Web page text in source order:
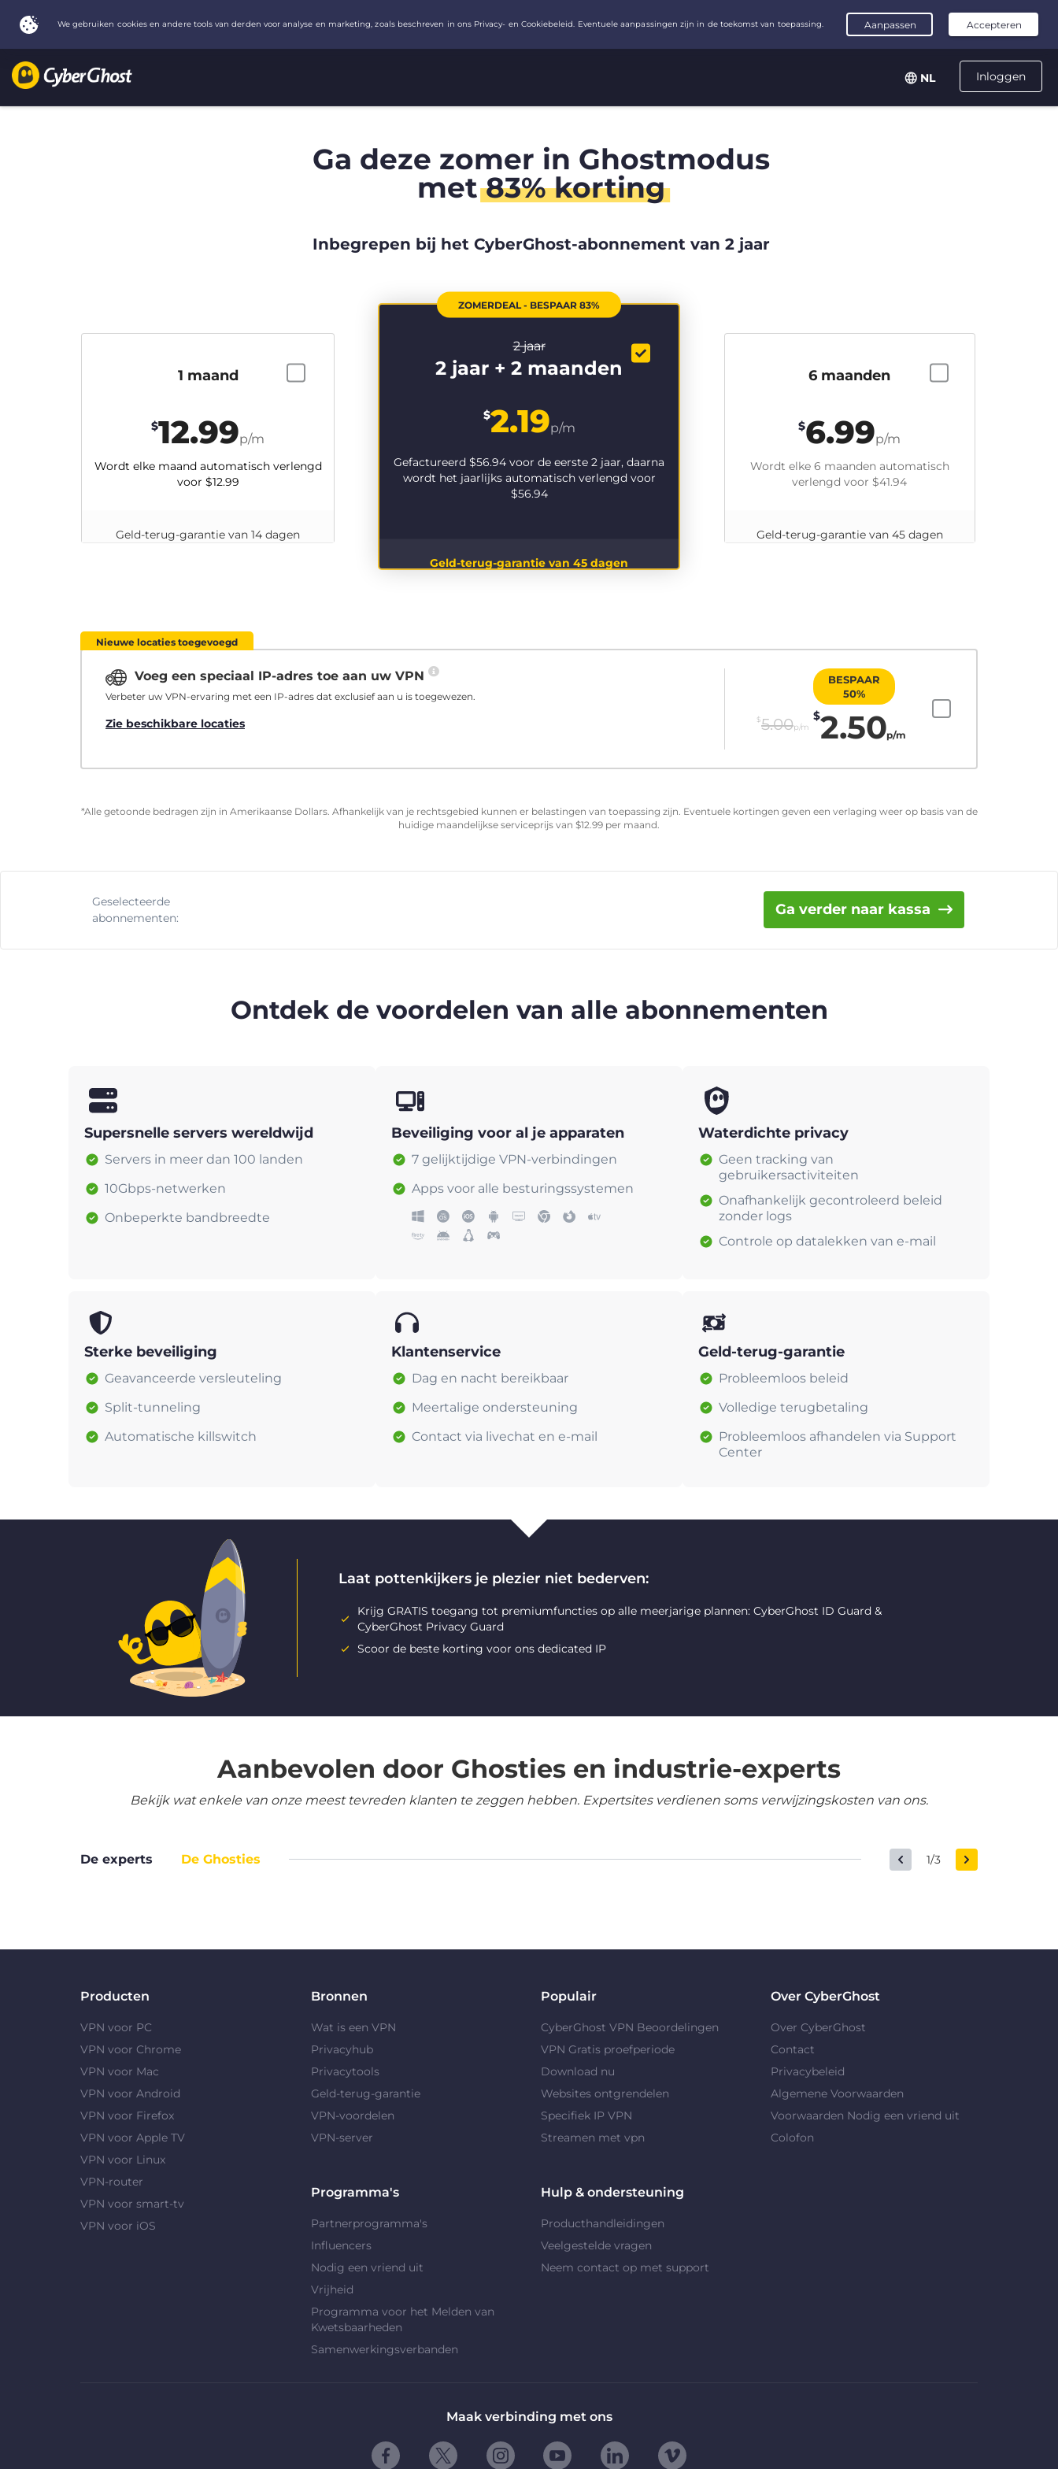
Inloggen
NL
Ga deze zomer in Ghostmodus
met83% korting
Inbegrepen bij het CyberGhost-abonnement van 2 jaar
ZOMERDEAL - BESPAAR 83%
2 jaar
2 jaar + 2 maanden
$2.19p/m
Gefactureerd $56.94 voor de eerste 2 jaar, daarna
wordt het jaarlijks automatisch verlengd voor
$56.94
Geld-terug-garantie van 45 dagen
6 maanden
$6.99p/m
Wordt elke 6 maanden automatisch
verlengd voor $41.94
Geld-terug-garantie van 45 dagen
1 maand
$12.99p/m
Wordt elke maand automatisch verlengd
voor $12.99
Geld-terug-garantie van 14 dagen
Nieuwe locaties toegevoegd
Voeg een speciaal IP-adres toe aan uw VPN
Verbeter uw VPN-ervaring met een IP-adres dat exclusief aan u is toegewezen.
Zie beschikbare locaties $5.00p/m
BESPAAR
50%
$2.50p/m
*Alle getoonde bedragen zijn in Amerikaanse Dollars. Afhankelijk van je rechtsgebied kunnen er belastingen van toepassing zijn. Eventuele kortingen geven een verlaging weer op basis van de
huidige maandelijkse serviceprijs van $12.99 per maand.
Geselecteerde
abonnementen:
Ga verder naar kassa
Ontdek de voordelen van alle abonnementen
Supersnelle servers wereldwijd
Servers in meer dan 100 landen
10Gbps-netwerken
Onbeperkte bandbreedte
Beveiliging voor al je apparaten
7 gelijktijdige VPN-verbindingen
Apps voor alle besturingssystemen
Waterdichte privacy
Geen tracking van
gebruikersactiviteiten
Onafhankelijk gecontroleerd beleid
zonder logs
Controle op datalekken van e-mail
Sterke beveiliging
Geavanceerde versleuteling
Split-tunneling
Automatische killswitch
Klantenservice
Dag en nacht bereikbaar
Meertalige ondersteuning
Contact via livechat en e-mail
Geld-terug-garantie
Probleemloos beleid
Volledige terugbetaling
Probleemloos afhandelen via Support
Center
Laat pottenkijkers je plezier niet bederven:
Krijg GRATIS toegang tot premiumfuncties op alle meerjarige plannen: CyberGhost ID Guard &
CyberGhost Privacy Guard
Scoor de beste korting voor ons dedicated IP
Aanbevolen door Ghosties en industrie-experts
Bekijk wat enkele van onze meest tevreden klanten te zeggen hebben. Expertsites verdienen soms verwijzingskosten van ons.
De experts De Ghosties 1/3
Producten
VPN voor PC
VPN voor Chrome
VPN voor Mac
VPN voor Android
VPN voor Firefox
VPN voor Apple TV
VPN voor Linux
VPN-router
VPN voor smart-tv
VPN voor iOS
Bronnen
Wat is een VPN
Privacyhub
Privacytools
Geld-terug-garantie
VPN-voordelen
VPN-server
Populair
CyberGhost VPN Beoordelingen
VPN Gratis proefperiode
Download nu
Websites ontgrendelen
Specifiek IP VPN
Streamen met vpn
Over CyberGhost
Over CyberGhost
Contact
Privacybeleid
Algemene Voorwaarden
Voorwaarden Nodig een vriend uit
Colofon
Programma's
Partnerprogramma's
Influencers
Nodig een vriend uit
Vrijheid
Programma voor het Melden van
Kwetsbaarheden
Samenwerkingsverbanden
Hulp & ondersteuning
Producthandleidingen
Veelgestelde vragen
Neem contact op met support
Maak verbinding met ons